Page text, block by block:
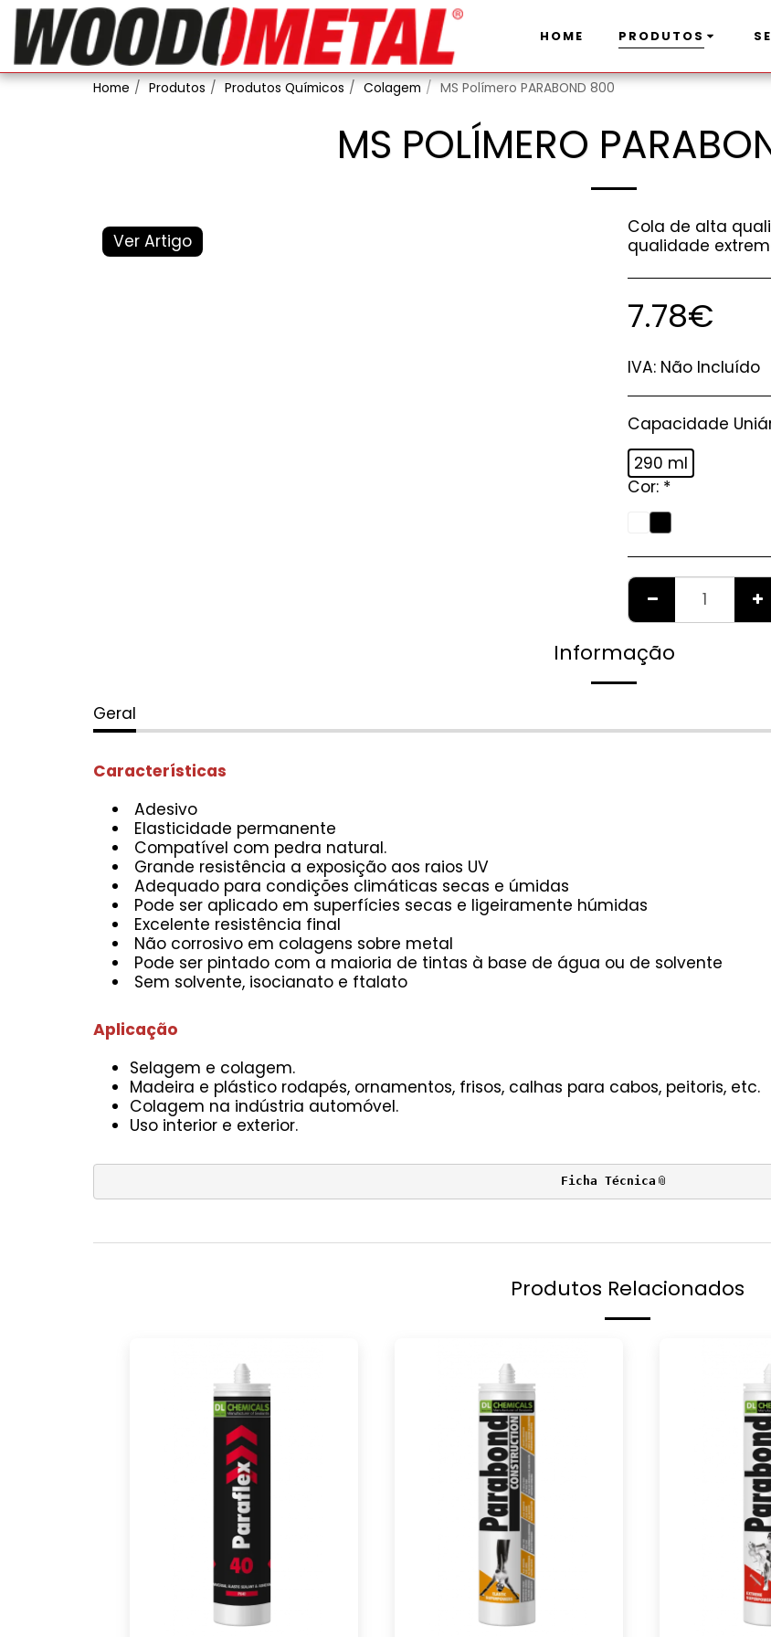
HOME PRODUTOS
Home Produtos Produtos Químicos Colagem MS Polímero PARABOND 800
MS POLÍMERO
Ver Artigo
Cola de alta
qualidade
7.78€
IVA: Não Incluído
Capacidade
290 ml
Cor: *
Informação
Geral
Características
Adesivo
Elasticidade permanente
Compatível com pedra natural.
Grande resistência a exposição aos raios UV
Adequado para condições climáticas secas e úmidas
Pode ser aplicado em superfícies secas e ligeiramente húmidas
Excelente resistência final
Não corrosivo em colagens sobre metal
Pode ser pintado com a maioria de tintas à base de água ou de solvente
Sem solvente, isocianato e ftalato
Aplicação
Selagem e colagem.
Madeira e plástico rodapés, ornamentos, frisos, calhas para cabos, peitoris, etc.
Colagem na indústria automóvel.
Uso interior e exterior.
Ficha Técnica
Produtos Relacionados